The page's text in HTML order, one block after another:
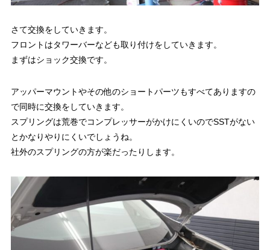
さて交換をしていきます。
フロントはタワーバーなども取り付けをしていきます。
まずはショック交換です。
アッパーマウントやその他のショートパーツもすべてありますの
で同時に交換をしていきます。
スプリングは荒巻でコンプレッサーがかけにくいのでSSTがない
とかなりやりにくいでしょうね。
社外のスプリングの方が楽だったりします。